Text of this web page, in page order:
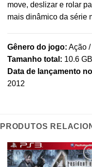
move, deslizar e rolar
mais dinâmico da série
Gênero do jogo: Ação /
Tamanho total: 10.6 GB
Data de lançamento
2012
PRODUTOS